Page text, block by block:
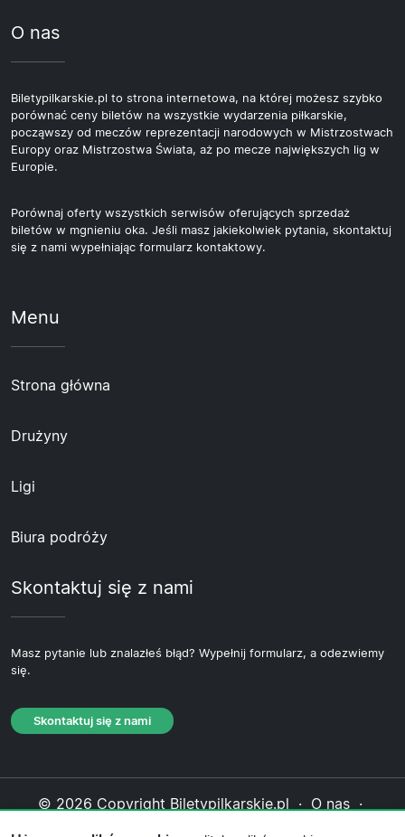
O nas
Biletypilkarskie.pl to strona internetowa, na której możesz szybko
porównać ceny biletów na wszystkie wydarzenia piłkarskie,
począwszy od meczów reprezentacji narodowych w Mistrzostwach
Europy oraz Mistrzostwa Świata, aż po mecze największych lig w
Europie.
Porównaj oferty wszystkich serwisów oferujących sprzedaż
biletów w mgnieniu oka. Jeśli masz jakiekolwiek pytania, skontaktuj
się z nami wypełniając formularz kontaktowy.
Menu
Strona główna
Drużyny
Ligi
Biura podróży
Skontaktuj się z nami
Masz pytanie lub znalazłeś błąd? Wypełnij formularz, a odezwiemy
się.
Skontaktuj się z nami
© 2026 Copyright Biletypilkarskie.pl · O nas ·